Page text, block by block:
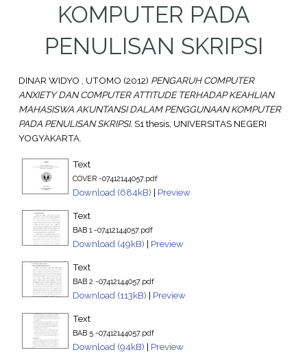
KOMPUTER PADA
PENULISAN SKRIPSI
DINAR WIDYO , UTOMO (2012) PENGARUH COMPUTER
ANXIETY DAN COMPUTER ATTITUDE TERHADAP KEAHLIAN
MAHASISWA AKUNTANSI DALAM PENGGUNAAN KOMPUTER
PADA PENULISAN SKRIPSI. S1 thesis, UNIVERSITAS NEGERI
YOGYAKARTA.
Text
COVER -07412144057.pdf
Download (684kB) | Preview
Text
BAB 1 -07412144057.pdf
Download (49kB) | Preview
Text
BAB 2 -07412144057.pdf
Download (113kB) | Preview
Text
BAB 5 -07412144057.pdf
Download (94kB) | Preview